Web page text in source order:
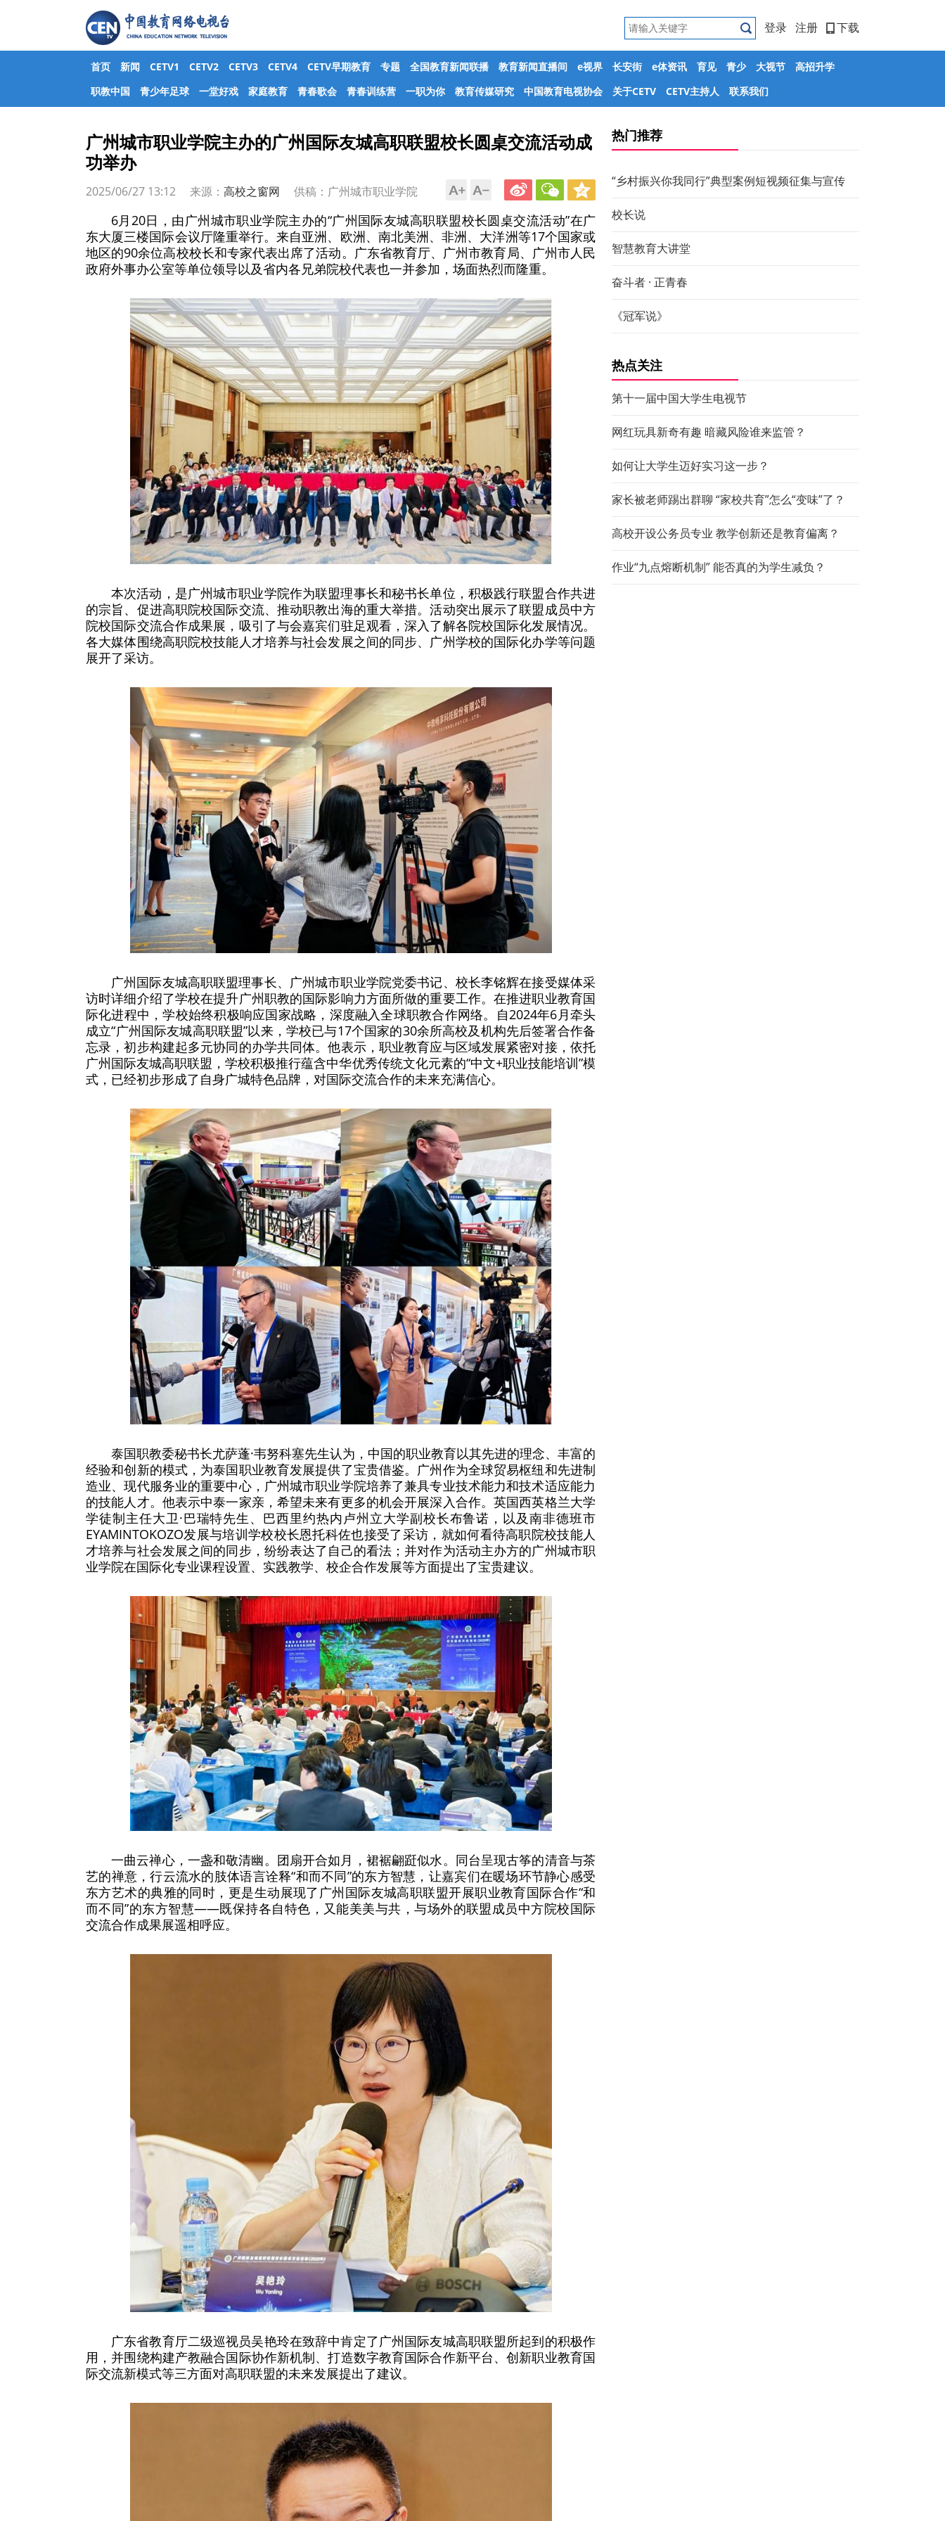
登录 注册 下载
首页 新闻 CETV1 CETV2 CETV3 CETV4 CETV早期教育 专题 全国教育新闻联播 教育新闻直播间 e视界 长安街 e体资讯 育见 青少 大视节
高招升学
职教中国
青少年足球 一堂好戏 家庭教育 青春歌会 青春训练营 一职为你 教育传媒研究 中国教育电视协会 关于CETV CETV主持人 联系我们
广州城市职业学院主办的广州国际友城高职联盟校长圆桌交流活动成
功举办
2025/06/27 13:12 来源： 高校之窗网 供稿：广州城市职业学院
6月20日，由广州城市职业学院主办的“广州国际友城高职联盟校长圆桌交流活动”在广
东大厦三楼国际会议厅隆重举行。来自亚洲、欧洲、南北美洲、非洲、大洋洲等17个国家或
地区的90余位高校校长和专家代表出席了活动。广东省教育厅、广州市教育局、广州市人民
政府外事办公室等单位领导以及省内各兄弟院校代表也一并参加，场面热烈而隆重。
本次活动，是广州城市职业学院作为联盟理事长和秘书长单位，积极践行联盟合作共进
的宗旨、促进高职院校国际交流、推动职教出海的重大举措。活动突出展示了联盟成员中方
院校国际交流合作成果展，吸引了与会嘉宾们驻足观看，深入了解各院校国际化发展情况。
各大媒体围绕高职院校技能人才培养与社会发展之间的同步、广州学校的国际化办学等问题
展开了采访。
广州国际友城高职联盟理事长、广州城市职业学院党委书记、校长李铭辉在接受媒体采
访时详细介绍了学校在提升广州职教的国际影响力方面所做的重要工作。在推进职业教育国
际化进程中，学校始终积极响应国家战略，深度融入全球职教合作网络。自2024年6月牵头
成立“广州国际友城高职联盟”以来，学校已与17个国家的30余所高校及机构先后签署合作备
忘录，初步构建起多元协同的办学共同体。他表示，职业教育应与区域发展紧密对接，依托
广州国际友城高职联盟，学校积极推行蕴含中华优秀传统文化元素的“中文+职业技能培训”模
式，已经初步形成了自身广城特色品牌，对国际交流合作的未来充满信心。
泰国职教委秘书长尤萨蓬·韦努科塞先生认为，中国的职业教育以其先进的理念、丰富的
经验和创新的模式，为泰国职业教育发展提供了宝贵借鉴。广州作为全球贸易枢纽和先进制
造业、现代服务业的重要中心，广州城市职业学院培养了兼具专业技术能力和技术适应能力
的技能人才。他表示中泰一家亲，希望未来有更多的机会开展深入合作。英国西英格兰大学
学徒制主任大卫·巴瑞特先生、巴西里约热内卢州立大学副校长布鲁诺，以及南非德班市
EYAMINTOKOZO发展与培训学校校长恩托科佐也接受了采访，就如何看待高职院校技能人
才培养与社会发展之间的同步，纷纷表达了自己的看法；并对作为活动主办方的广州城市职
业学院在国际化专业课程设置、实践教学、校企合作发展等方面提出了宝贵建议。
一曲云禅心，一盏和敬清幽。团扇开合如月，裙裾翩跹似水。同台呈现古筝的清音与茶
艺的禅意，行云流水的肢体语言诠释“和而不同”的东方智慧，让嘉宾们在暖场环节静心感受
东方艺术的典雅的同时，更是生动展现了广州国际友城高职联盟开展职业教育国际合作“和
而不同”的东方智慧——既保持各自特色，又能美美与共，与场外的联盟成员中方院校国际
交流合作成果展遥相呼应。
广东省教育厅二级巡视员吴艳玲在致辞中肯定了广州国际友城高职联盟所起到的积极作
用，并围绕构建产教融合国际协作新机制、打造数字教育国际合作新平台、创新职业教育国
际交流新模式等三方面对高职联盟的未来发展提出了建议。
热门推荐
“乡村振兴你我同行”典型案例短视频征集与宣传
校长说
智慧教育大讲堂
奋斗者 · 正青春
《冠军说》
热点关注
第十一届中国大学生电视节
网红玩具新奇有趣 暗藏风险谁来监管？
如何让大学生迈好实习这一步？
家长被老师踢出群聊 “家校共育”怎么“变味”了？
高校开设公务员专业 教学创新还是教育偏离？
作业“九点熔断机制” 能否真的为学生减负？